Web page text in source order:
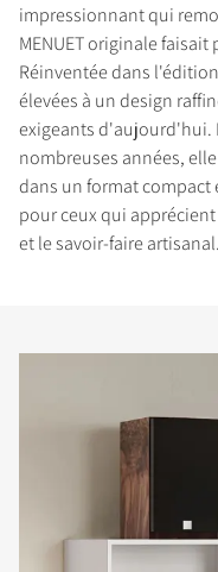
impressionnant qui
MENUET originale faisait
Réinventée dans
élevées à un design
exigeants d'aujourd'hui.
nombreuses années,
dans un format compact
pour ceux qui
et le savoir-faire artisanal.